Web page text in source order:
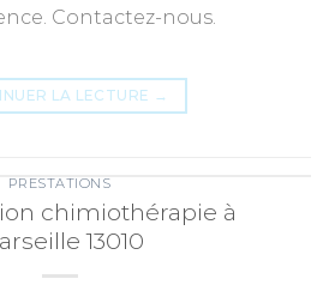
Contactez-nous.
LA LECTURE →
PRESTATIONS
chimiothérapie à
13010